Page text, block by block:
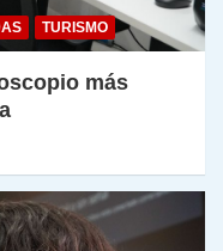
TURISMO
más